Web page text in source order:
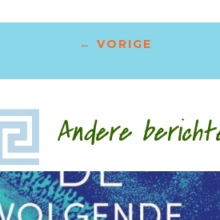
← VORIGE
Andere